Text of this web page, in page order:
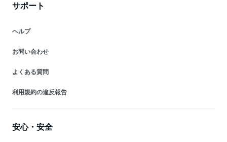
サポート
ヘルプ
お問い合わせ
よくある質問
利用規約の違反報告
安心・安全